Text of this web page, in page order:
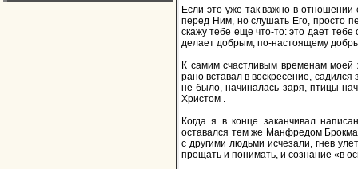
Если это уже так важно в
перед Ним, но слушать Его, просто
скажу тебе еще что-то: это дает
делает добрым, по-настоящему
К самим счастливым временам моей
рано вставал в воскресение,
не было, начиналась заря, птицы
Христом .
Когда я в конце заканчивал
оставался тем же Манфредом
с другими людьми исчезали, гнев
прощать и понимать, и сознание «в